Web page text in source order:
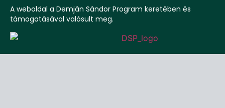
A weboldal a Demján Sándor Program keretében és
támogatásával valósult meg.